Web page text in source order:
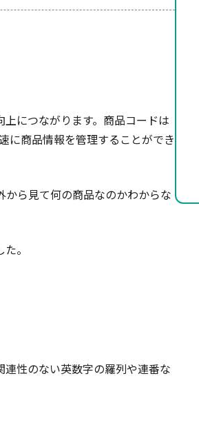
につながります。商品コードは
に商品情報を管理することができ
ら見て何の商品なのかわからな
。
性のない英数字の羅列や連番な